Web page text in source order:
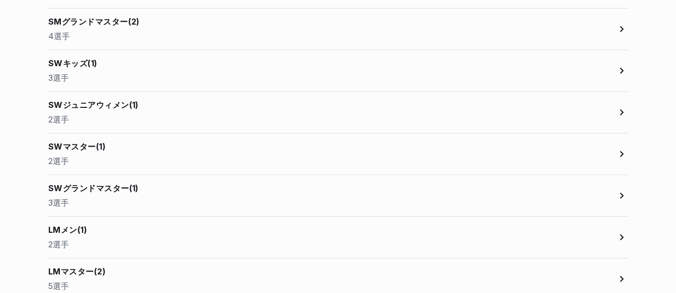
SMグランドマスター(2)
4選手
SWキッズ(1)
3選手
SWジュニアウィメン(1)
2選手
SWマスター(1)
2選手
SWグランドマスター(1)
3選手
LMメン(1)
2選手
LMマスター(2)
5選手